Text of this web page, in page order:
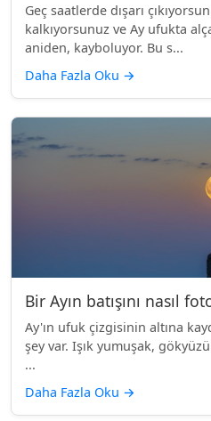
Geç saatlerde dışarı
kalkıyorsunuz ve Ay ufukta
aniden, kayboluyor. Bu s...
Daha Fazla Oku →
Bir Ayın batışını nasıl
Ay'ın ufuk çizgisinin altına
şey var. Işık yumuşak,
...
Daha Fazla Oku →